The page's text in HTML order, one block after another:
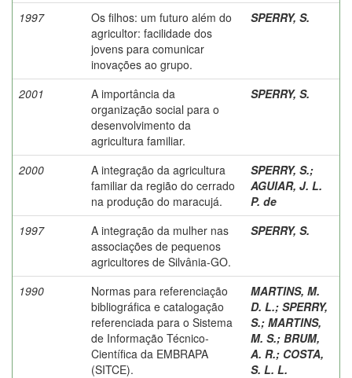
1997
Os filhos: um futuro além do
agricultor: facilidade dos
jovens para comunicar
inovações ao grupo.
SPERRY, S.
2001
A importância da
organização social para o
desenvolvimento da
agricultura familiar.
SPERRY, S.
2000
A integração da agricultura
familiar da região do cerrado
na produção do maracujá.
SPERRY, S.;
AGUIAR, J. L.
P. de
1997
A integração da mulher nas
associações de pequenos
agricultores de Silvânia-GO.
SPERRY, S.
1990
Normas para referenciação
bibliográfica e catalogação
referenciada para o Sistema
de Informação Técnico-
Científica da EMBRAPA
(SITCE).
MARTINS, M.
D. L.; SPERRY,
S.; MARTINS,
M. S.; BRUM,
A. R.; COSTA,
S. L. L.